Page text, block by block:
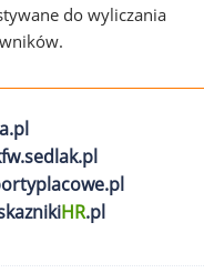
do wyliczania
HR.pl